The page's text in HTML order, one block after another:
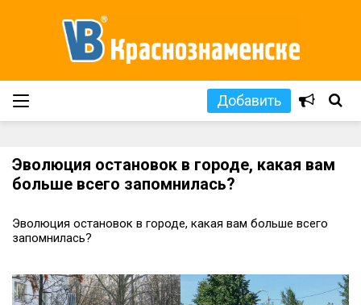
Добавить
Эволюция остановок в городе, какая вам
больше всего запомнилась?
Эволюция остановок в городе, какая вам больше всего
запомнилась?